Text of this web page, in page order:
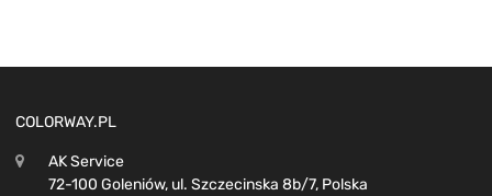
COLORWAY.PL
AK Service
72-100 Goleniów, ul. Szczecinska 8b/7, Polska